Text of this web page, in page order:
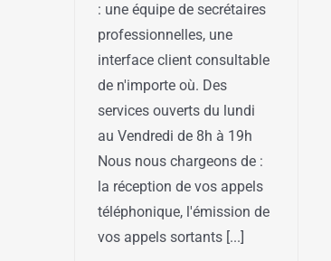
: une équipe de secrétaires
professionnelles, une
interface client consultable
de n'importe où. Des
services ouverts du lundi
au Vendredi de 8h à 19h
Nous nous chargeons de :
la réception de vos appels
téléphonique, l'émission de
vos appels sortants [...]